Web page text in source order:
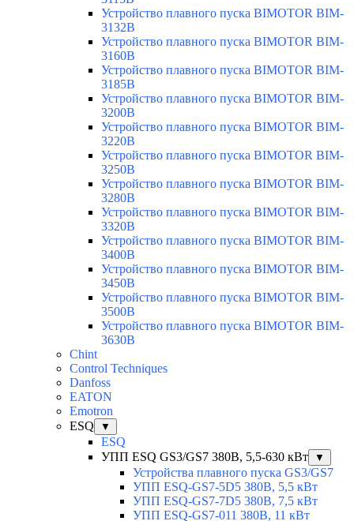
Устройство плавного пуска BIMOTOR BIM-
3132B
Устройство плавного пуска BIMOTOR BIM-
3160B
Устройство плавного пуска BIMOTOR BIM-
3185B
Устройство плавного пуска BIMOTOR BIM-
3200B
Устройство плавного пуска BIMOTOR BIM-
3220B
Устройство плавного пуска BIMOTOR BIM-
3250B
Устройство плавного пуска BIMOTOR BIM-
3280B
Устройство плавного пуска BIMOTOR BIM-
3320B
Устройство плавного пуска BIMOTOR BIM-
3400B
Устройство плавного пуска BIMOTOR BIM-
3450B
Устройство плавного пуска BIMOTOR BIM-
3500B
Устройство плавного пуска BIMOTOR BIM-
3630B
Chint
Control Techniques
Danfoss
EATON
Emotron
ESQ
▼
ESQ
УПП ESQ GS3/GS7 380В, 5,5-630 кВт
▼
Устройства плавного пуска GS3/GS7
УПП ESQ-GS7-5D5 380В, 5,5 кВт
УПП ESQ-GS7-7D5 380В, 7,5 кВт
УПП ESQ-GS7-011 380В, 11 кВт